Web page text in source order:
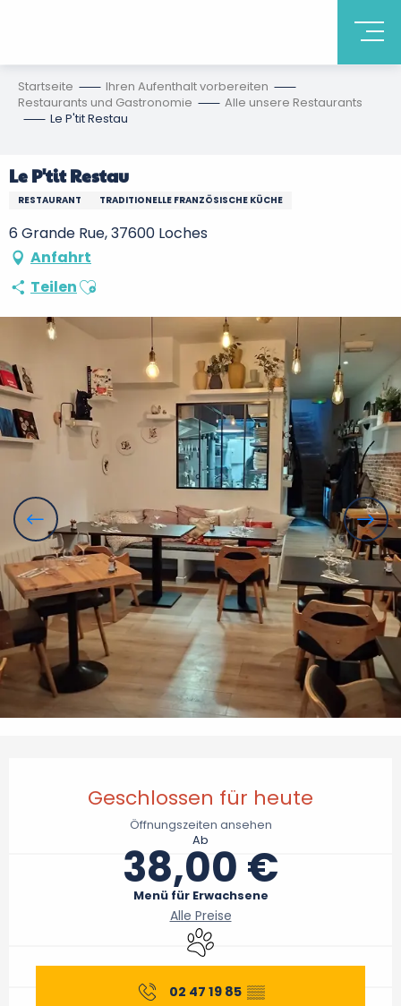
Startseite
Ihren Aufenthalt vorbereiten
Restaurants und Gastronomie
Alle unsere Restaurants
Le P'tit Restau
Le P'tit Restau
RESTAURANT TRADITIONELLE FRANZÖSISCHE KÜCHE
6 Grande Rue, 37600 Loches
Anfahrt
TeilenAjouter aux favoris
Geschlossen für heute
Öffnungszeiten ansehen
Ab
38,00 €
Menü für Erwachsene
Alle Preise
Tiere erlaubt
02 47 19 85 ▒▒